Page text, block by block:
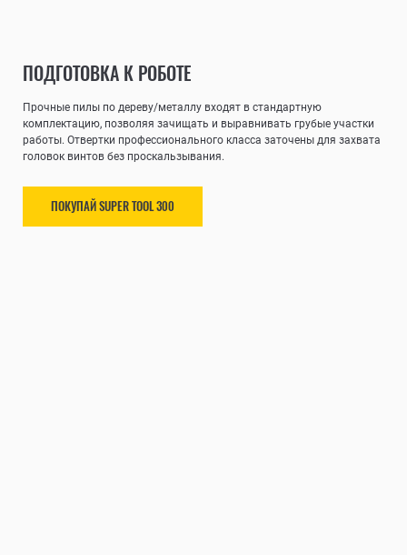
ПОДГОТОВКА К РОБОТЕ
Прочные пилы по дереву/металлу входят в стандартную
комплектацию, позволяя зачищать и выравнивать грубые участки
работы. Отвертки профессионального класса заточены для захвата
головок винтов без проскальзывания.
ПОКУПАЙ SUPER TOOL 300